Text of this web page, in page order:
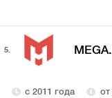
5.
с 2011 года